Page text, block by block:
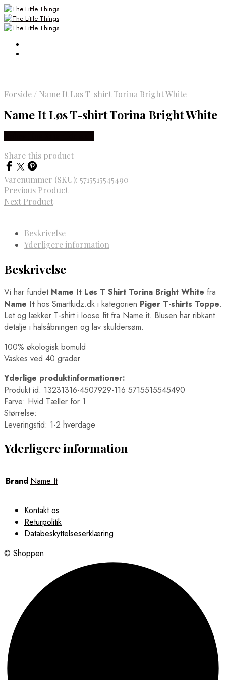
Forside / Name It Løs T-shirt Torina Bright White
Name It Løs T-shirt Torina Bright White
Share this product
Varenummer (SKU): 5715515545490
Previous Product
Next Product
Beskrivelse
Yderligere information
Beskrivelse
Vi har fundet Name It Løs T Shirt Torina Bright White fra
Name It hos Smartkidz.dk i kategorien Piger T-shirts Toppe.
Let og lækker T-shirt i loose fit fra Name it. Blusen har ribkant
detalje i halsåbningen og lav skuldersøm.
100% økologisk bomuld
Vaskes ved 40 grader.
Yderlige produktinformationer:
Produkt id: 13231316-4507929-116 5715515545490
Farve: Hvid Tæller for 1
Størrelse:
Leveringstid: 1-2 hverdage
Yderligere information
Brand Name It
Kontakt os
Returpolitik
Databeskyttelseserklæring
© Shoppen